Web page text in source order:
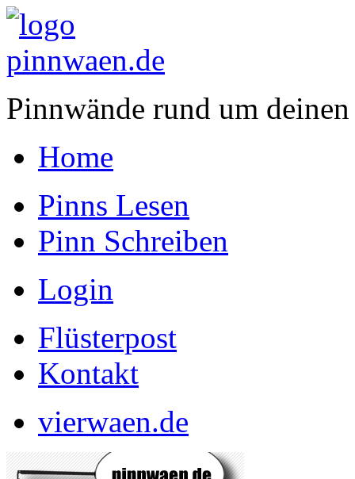
Pinnwände rund um
Home
Pinns Lesen
Pinn Schreiben
Login
Flüsterpost
Kontakt
vierwaen.de